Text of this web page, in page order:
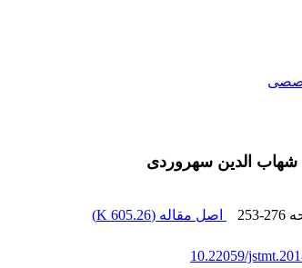
الدین سهروردی
253-276 اصل مقاله (605.26 K
)
10.22059/